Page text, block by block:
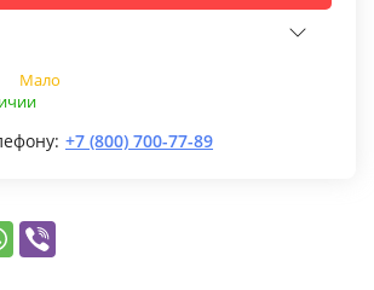
Мало
+7 (800) 700-77-89